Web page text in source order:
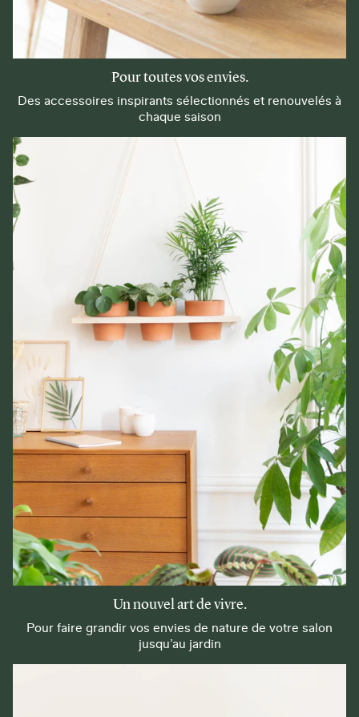
Pour toutes vos envies.
Des accessoires inspirants sélectionnés et renouvelés à
chaque saison
Un nouvel art de vivre.
Pour faire grandir vos envies de nature de votre salon
jusqu’au jardin